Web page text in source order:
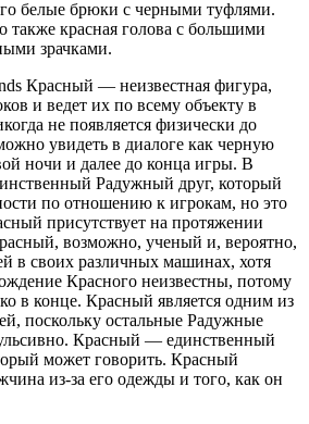
белые брюки с черными туфлями.
также красная голова с большими
зрачками.
Красный — неизвестная фигура,
и ведет их по всему объекту в
не появляется физически до
увидеть в диалоге как черную
ночи и далее до конца игры. В
Радужный друг, который
по отношению к игрокам, но это
присутствует на протяжении
возможно, ученый и, вероятно,
в своих различных машинах, хотя
Красного неизвестны, потому
в конце. Красный является одним из
поскольку остальные Радужные
Красный — единственный
может говорить. Красный
из-за его одежды и того, как он